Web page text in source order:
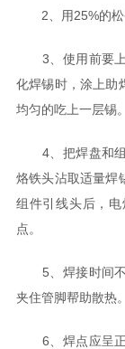
2、用25%的松
3、使用前要上
化焊锡时，涂上助
均匀的吃上一层锡。
4、把焊盘和组
烙铁头沾取适量焊
组件引线头后，
点。
5、焊接时间不
夹住管脚帮助散热。
6、焊点应呈正